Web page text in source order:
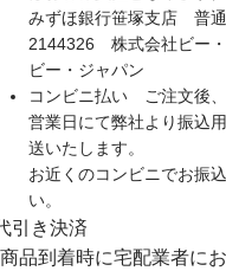
みずほ銀行笹塚支店 普通
2144326 株式会社ビー・
ビー・ジャパン
コンビニ払い ご注文後
営業日にて弊社より振込
送いたします。
お近くのコンビニでお振
い。
引き決済
品到着時に宅配業者にお